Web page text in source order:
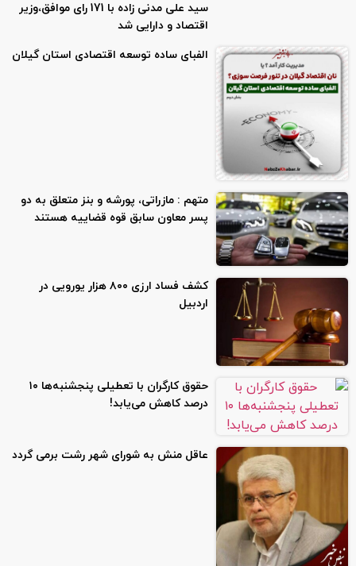
سید علی مدنی زاده با 171 رای موافق،وزیر
اقتصاد و دارایی شد
الفبای ساده توسعه اقتصادی استان گیلان
متهم : مازراتی، پورشه و بنز متعلق به دو
پسر معاون سابق قوه قضاییه هستند
کشف فساد ارزی ۸۰۰ هزار یورویی در
اردبیل
حقوق کارگران با تعطیلی پنجشنبه‌ها ۱۰
درصد کاهش می‌یابد!
عاقل منش به شورای شهر رشت برمی گردد